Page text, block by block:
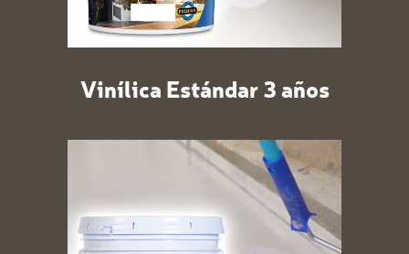
Vinílica Estándar 3 años